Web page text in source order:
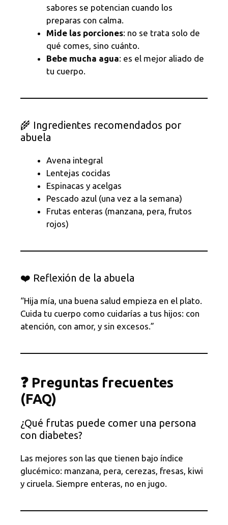
sabores se potencian cuando los
preparas con calma.
Mide las porciones: no se trata solo de
qué comes, sino cuánto.
Bebe mucha agua: es el mejor aliado de
tu cuerpo.
🌾 Ingredientes recomendados por
abuela
Avena integral
Lentejas cocidas
Espinacas y acelgas
Pescado azul (una vez a la semana)
Frutas enteras (manzana, pera, frutos
rojos)
❤️ Reflexión de la abuela
“Hija mía, una buena salud empieza en el plato.
Cuida tu cuerpo como cuidarías a tus hijos: con
atención, con amor, y sin excesos.”
❓ Preguntas frecuentes
(FAQ)
¿Qué frutas puede comer una persona
con diabetes?
Las mejores son las que tienen bajo índice
glucémico: manzana, pera, cerezas, fresas, kiwi
y ciruela. Siempre enteras, no en jugo.